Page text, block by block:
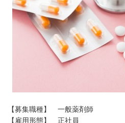
【募集職種】 一般薬剤師
【雇用形態】 正社員